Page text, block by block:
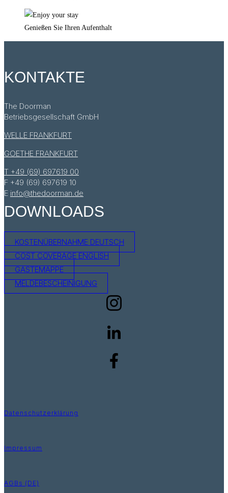
Genießen Sie Ihren Aufenthalt
KONTAKTE
The Doorman
Betriebsgesellschaft GmbH
WELLE FRANKFURT
GOETHE FRANKFURT
T +49 (69) 697619 00
F +49 (69) 697619 10
E info@thedoorman.de
DOWNLOADS
KOSTENÜBERNAHME DEUTSCH
COST COVERAGE ENGLISH
GÄSTEMAPPE
MELDEBESCHEINIGUNG
Datenschutzerklärung
Impressum
AGBs (DE)